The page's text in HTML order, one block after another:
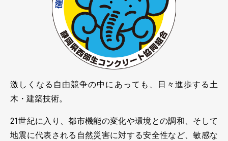
激しくなる自由競争の中にあっても、日々進歩する土
木・建築技術。
21世紀に入り、都市機能の変化や環境との調和、そして
地震に代表される自然災害に対する安全性など、敏感な